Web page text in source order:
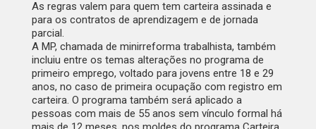
As regras valem para quem tem carteira assinada e
para os contratos de aprendizagem e de jornada
parcial.
A MP, chamada de minirreforma trabalhista, também
incluiu entre os temas alterações no programa de
primeiro emprego, voltado para jovens entre 18 e 29
anos, no caso de primeira ocupação com registro em
carteira. O programa também será aplicado a
pessoas com mais de 55 anos sem vínculo formal há